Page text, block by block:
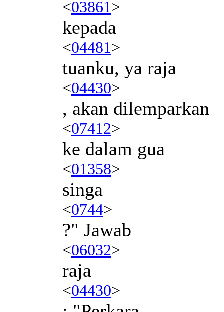
<03861>
kepada
<04481>
tuanku, ya raja
<04430>
, akan dilemparkan
<07412>
ke dalam gua
<01358>
singa
<0744>
?" Jawab
<06032>
raja
<04430>